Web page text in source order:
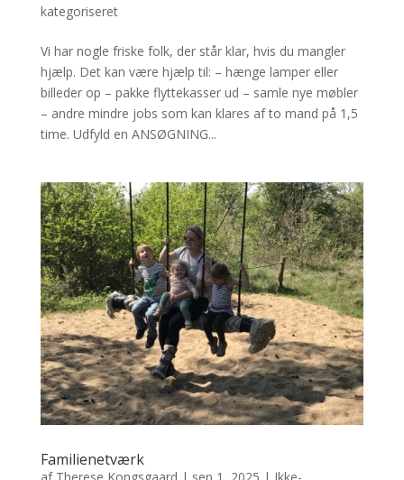
kategoriseret
Vi har nogle friske folk, der står klar, hvis du mangler
hjælp. Det kan være hjælp til: – hænge lamper eller
billeder op – pakke flyttekasser ud – samle nye møbler
– andre mindre jobs som kan klares af to mand på 1,5
time. Udfyld en ANSØGNING...
Familienetværk